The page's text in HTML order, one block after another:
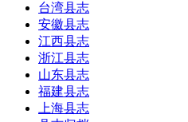
台湾县志
安徽县志
江西县志
浙江县志
山东县志
福建县志
上海县志